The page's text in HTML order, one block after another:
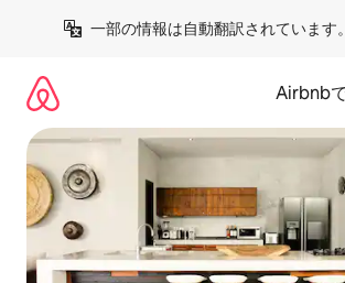
一部の情報は自動翻訳されています。
Airbnb